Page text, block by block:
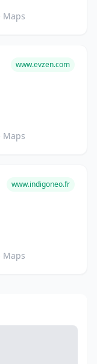
Maps
www.evzen.com
Maps
www.indigoneo.fr
Maps